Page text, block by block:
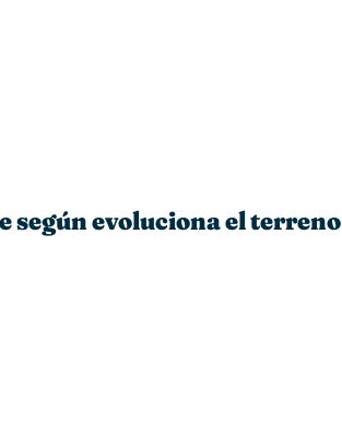
según evoluciona el terreno